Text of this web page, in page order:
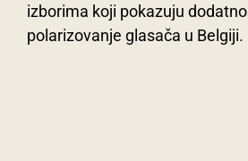
izborima koji pokazuju dodatno
polarizovanje glasača u Belgiji.